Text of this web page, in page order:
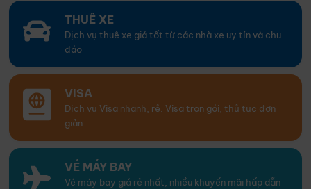
THUÊ XE
Dịch vụ thuê xe giá tốt từ các nhà xe uy tín và chu
đáo
VISA
Dịch vụ Visa nhanh, rẻ. Visa trọn gói, thủ tục đơn
giản
VÉ MÁY BAY
Vé máy bay giá rẻ nhất, nhiều khuyến mãi hấp dẫn